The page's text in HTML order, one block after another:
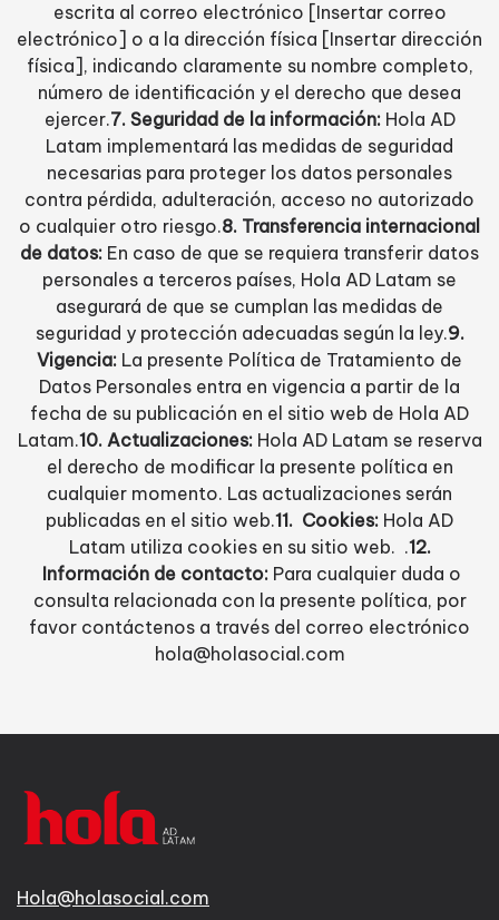
escrita al correo electrónico [Insertar correo
electrónico] o a la dirección física [Insertar dirección
física], indicando claramente su nombre completo,
número de identificación y el derecho que desea
ejercer.7. Seguridad de la información: Hola AD
Latam implementará las medidas de seguridad
necesarias para proteger los datos personales
contra pérdida, adulteración, acceso no autorizado
o cualquier otro riesgo.8. Transferencia internacional
de datos: En caso de que se requiera transferir datos
personales a terceros países, Hola AD Latam se
asegurará de que se cumplan las medidas de
seguridad y protección adecuadas según la ley.9.
Vigencia: La presente Política de Tratamiento de
Datos Personales entra en vigencia a partir de la
fecha de su publicación en el sitio web de Hola AD
Latam.10. Actualizaciones: Hola AD Latam se reserva
el derecho de modificar la presente política en
cualquier momento. Las actualizaciones serán
publicadas en el sitio web.11. Cookies: Hola AD
Latam utiliza cookies en su sitio web. .12.
Información de contacto: Para cualquier duda o
consulta relacionada con la presente política, por
favor contáctenos a través del correo electrónico
hola@holasocial.com
Hola@holasocial.com